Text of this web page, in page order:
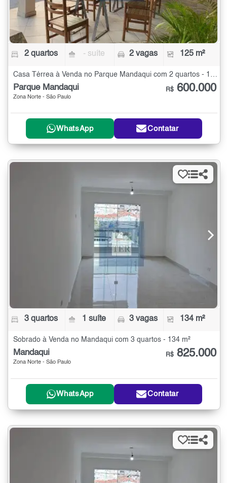
2 quartos - suíte 2 vagas 125 m²
Casa Térrea à Venda no Parque Mandaqui com 2 quartos - 125 m²
Parque Mandaqui
Zona Norte - São Paulo
R$ 600.000
WhatsApp Contatar
3 quartos 1 suíte 3 vagas 134 m²
Sobrado à Venda no Mandaqui com 3 quartos - 134 m²
Mandaqui
Zona Norte - São Paulo
R$ 825.000
WhatsApp Contatar